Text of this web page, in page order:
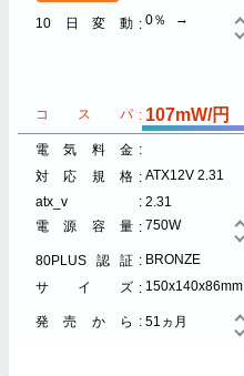
10日変動 0％
コスパ 107mW/円
電気料金
対応規格
ATX12V 2.31
atx_v
2.31
電源容量
750W
80PLUS認証
BRONZE
サイズ
150x140x86mm
発売から 51ヵ月